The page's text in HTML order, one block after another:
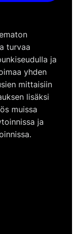
turvaa
ja
yhden
mittaisiin
lisäksi
muissa
ja